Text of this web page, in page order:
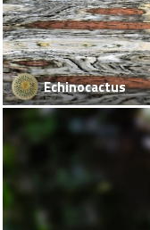
Echinocactus